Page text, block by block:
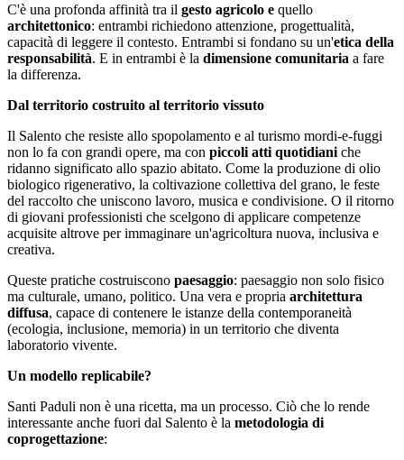
C'è una profonda affinità tra il gesto agricolo e quello
architettonico: entrambi richiedono attenzione, progettualità,
capacità di leggere il contesto. Entrambi si fondano su un'etica della
responsabilità. E in entrambi è la dimensione comunitaria a fare
la differenza.
Dal territorio costruito al territorio vissuto
Il Salento che resiste allo spopolamento e al turismo mordi-e-fuggi
non lo fa con grandi opere, ma con piccoli atti quotidiani che
ridanno significato allo spazio abitato. Come la produzione di olio
biologico rigenerativo, la coltivazione collettiva del grano, le feste
del raccolto che uniscono lavoro, musica e condivisione. O il ritorno
di giovani professionisti che scelgono di applicare competenze
acquisite altrove per immaginare un'agricoltura nuova, inclusiva e
creativa.
Queste pratiche costruiscono paesaggio: paesaggio non solo fisico
ma culturale, umano, politico. Una vera e propria architettura
diffusa, capace di contenere le istanze della contemporaneità
(ecologia, inclusione, memoria) in un territorio che diventa
laboratorio vivente.
Un modello replicabile?
Santi Paduli non è una ricetta, ma un processo. Ciò che lo rende
interessante anche fuori dal Salento è la metodologia di
coprogettazione: